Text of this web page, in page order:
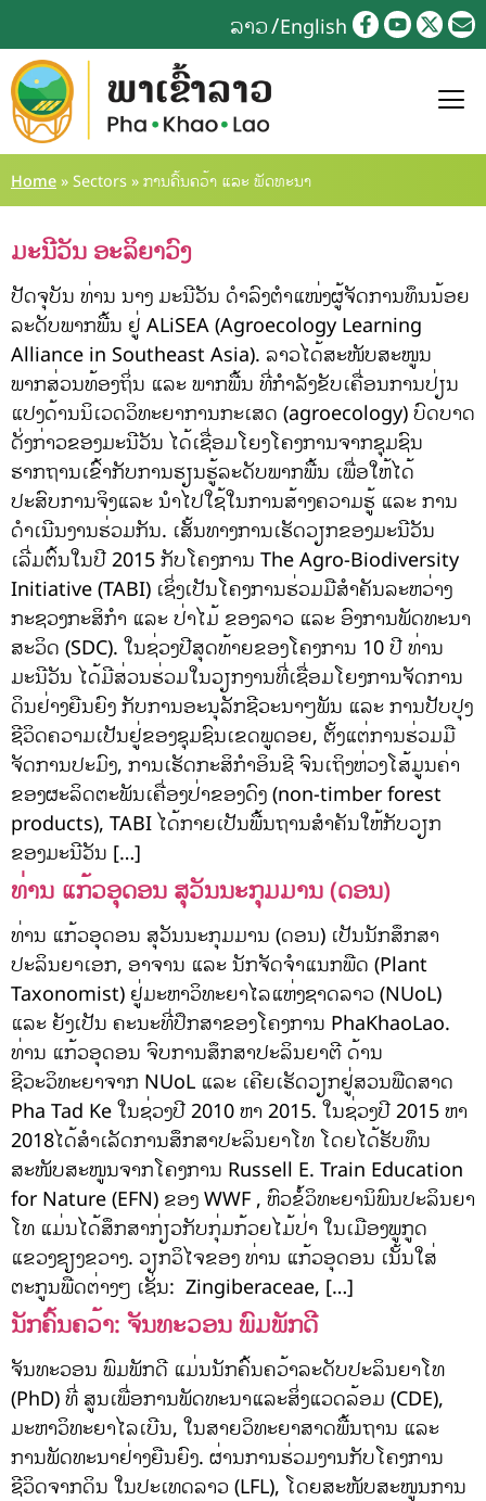
ລາວ English
Home » Sectors » ການຄົ້ນຄວ້າ ແລະ ພັດທະນາ
ມະນີວັນ ອະລິຍາວົງ
ປັດຈຸບັນ ທ່ານ ນາງ ມະນີວັນ ດຳລົງຕຳແໜ່ງຜູ້ຈັດການທຶນນ້ອຍ
ລະດັບພາກພື້ນ ຢູ່ ALiSEA (Agroecology Learning
Alliance in Southeast Asia). ລາວໄດ້ສະໜັບສະໜູນ
ພາກສ່ວນທ້ອງຖິ່ນ ແລະ ພາກພື້ນ ທີ່ກຳລັງຂັບເຄື່ອນການປ່ຽນ
ແປງດ້ານນິເວດວິທະຍາການກະເສດ (agroecology) ບົດບາດ
ດັ່ງກ່າວຂອງມະນີວັນ ໄດ້ເຊື່ອມໂຍງໂຄງການຈາກຊຸມຊົນ
ຮາກຖານເຂົ້າກັບການຮຽນຮູ້ລະດັບພາກພື້ນ ເພື່ອໃຫ້ໄດ້
ປະສົບການຈິງແລະ ນຳໄປໃຊ້ໃນການສ້າງຄວາມຮູ້ ແລະ ການ
ດຳເນີນງານຮ່ວມກັນ. ເສັ້ນທາງການເຮັດວຽກຂອງມະນີວັນ
ເລີ່ມຕົ້ນໃນປີ 2015 ກັບໂຄງການ The Agro-Biodiversity
Initiative (TABI) ເຊິ່ງເປັນໂຄງການຮ່ວມມືສຳຄັນລະຫວ່າງ
ກະຊວງກະສິກຳ ແລະ ປ່າໄມ້ ຂອງລາວ ແລະ ອົງການພັດທະນາ
ສະວິດ (SDC). ໃນຊ່ວງປີສຸດທ້າຍຂອງໂຄງການ 10 ປີ ທ່ານ
ມະນີວັນ ໄດ້ມີສ່ວນຮ່ວມໃນວຽກງານທີ່ເຊື່ອມໂຍງການຈັດການ
ດິນຢ່າງຍືນຍົງ ກັບການອະນຸລັກຊີວະນາໆພັນ ແລະ ການປັບປຸງ
ຊີວິດຄວາມເປັນຢູ່ຂອງຊຸມຊົນເຂດພູດອຍ, ຕັ້ງແຕ່ການຮ່ວມມື
ຈັດການປະມົງ, ການເຮັດກະສິກຳອິນຊີ ຈົນເຖິງຫ່ວງໂສ້ມູນຄ່າ
ຂອງຜະລິດຕະພັນເຄື່ອງປ່າຂອງດົງ (non-timber forest
products), TABI ໄດ້ກາຍເປັນພື້ນຖານສຳຄັນໃຫ້ກັບວຽກ
ຂອງມະນີວັນ […]
ທ່ານ ແກ້ວອຸດອນ ສຸວັນນະກຸມມານ (ດອນ)
ທ່ານ ແກ້ວອຸດອນ ສຸວັນນະກຸມມານ (ດອນ) ເປັນນັກສຶກສາ
ປະລິນຍາເອກ, ອາຈານ ແລະ ນັກຈັດຈໍາແນກພືດ (Plant
Taxonomist) ຢູ່ມະຫາວິທະຍາໄລແຫ່ງຊາດລາວ (NUoL)
ແລະ ຍັງເປັນ ຄະນະທີ່ປຶກສາຂອງໂຄງການ PhaKhaoLao.
ທ່ານ ແກ້ວອຸດອນ ຈົບການສຶກສາປະລິນຍາຕີ ດ້ານ
ຊີວະວິທະຍາຈາກ NUoL ແລະ ເຄີຍເຮັດວຽກຢູ່ສວນພືດສາດ
Pha Tad Ke ໃນຊ່ວງປີ 2010 ຫາ 2015. ໃນຊ່ວງປີ 2015 ຫາ
2018ໄດ້ສຳເລັດການສຶກສາປະລິນຍາໂທ ໂດຍໄດ້ຮັບທຶນ
ສະໜັບສະໜູນຈາກໂຄງການ Russell E. Train Education
for Nature (EFN) ຂອງ WWF , ຫົວຂໍ້ວິທະຍານິພົນປະລິນຍາ
ໂທ ແມ່ນໄດ້ສຶກສາກ່ຽວກັບກຸ່ມກ້ວຍໄມ້ປ່າ ໃນເມືອງພູກູດ
ແຂວງຊຽງຂວາງ. ວຽກວິໄຈຂອງ ທ່ານ ແກ້ວອຸດອນ ເນັ້ນໃສ່
ຕະກູນພືດຕ່າງໆ ເຊັ່ນ: Zingiberaceae, […]
ນັກຄົ້ນຄວ້າ: ຈັນທະວອນ ພົມພັກດີ
ຈັນທະວອນ ພົມພັກດີ ແມ່ນນັກຄົ້ນຄວ້າລະດັບປະລິນຍາໂທ
(PhD) ທີ່ ສູນເພື່ອການພັດທະນາແລະສິ່ງແວດລ້ອມ (CDE),
ມະຫາວິທະຍາໄລເບີນ, ໃນສາຍວິທະຍາສາດພື້ນຖານ ແລະ
ການພັດທະນາຢ່າງຍືນຍົງ. ຜ່ານການຮ່ວມງານກັບໂຄງການ
ຊີວິດຈາກດິນ ໃນປະເທດລາວ (LFL), ໂດຍສະໜັບສະໜູນການ